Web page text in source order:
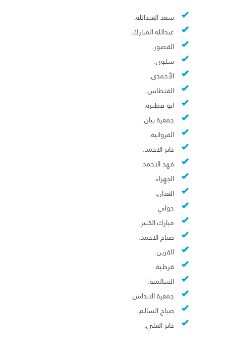
سعد العبدالله.
عبدالله المبارك.
القصور.
سلوى.
الأحمدي.
الفنطاس.
ابو فطيرة.
جمعية بيان.
الفروانية.
جابر الاحمد.
فهد الاحمد.
الجهراء.
العدان.
حولي
مبارك الكبير.
صباح الاحمد.
القرين.
قرطبة.
السالمية.
جمعية الاندلس.
صباح السالم.
جابر العلي.